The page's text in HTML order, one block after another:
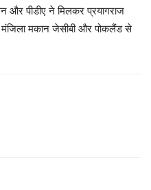
और पीडीए ने मिलकर प्रयागराज
मंजिला मकान जेसीबी और पोकलैंड से